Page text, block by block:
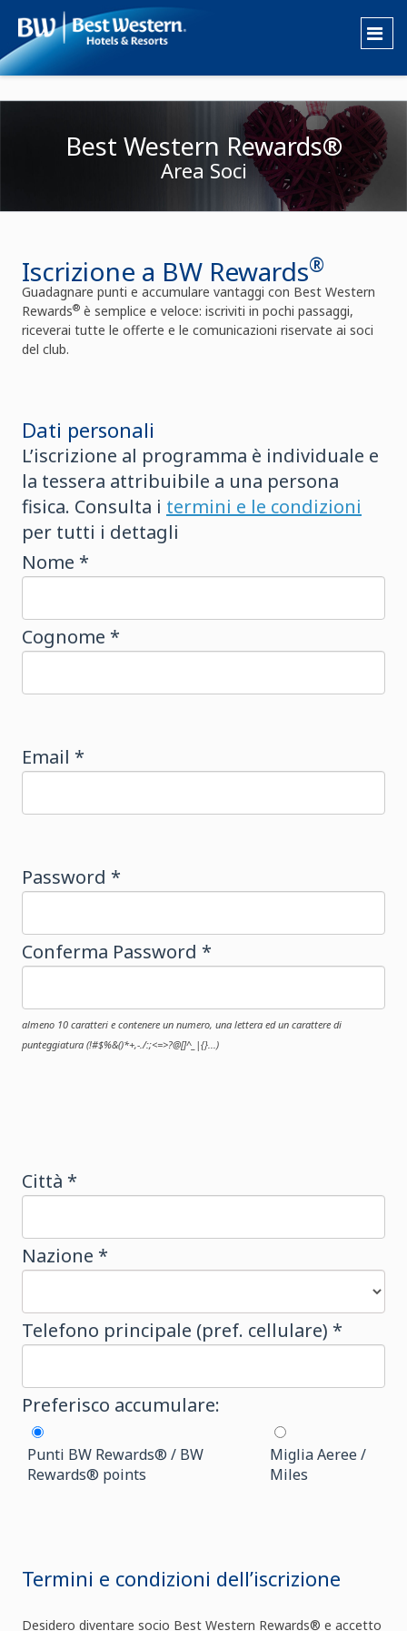
Best Western Rewards®
Area Soci
Iscrizione a BW Rewards®
Guadagnare punti e accumulare vantaggi con Best Western
Rewards® è semplice e veloce: iscriviti in pochi passaggi,
riceverai tutte le offerte e le comunicazioni riservate ai soci
del club.
Dati personali
L’iscrizione al programma è individuale e
la tessera attribuibile a una persona
fisica. Consulta i termini e le condizioni
per tutti i dettagli
Nome *
Cognome *
Email *
Password *
Conferma Password *
almeno 10 caratteri e contenere un numero, una lettera ed un carattere di
punteggiatura (!#$%&()*+,-./:;<=>?@[]^_|{}...)
Città *
Nazione *
Telefono principale (pref. cellulare) *
Preferisco accumulare:
Punti BW Rewards® / BW
Rewards® points
Miglia Aeree /
Miles
Termini e condizioni dell’iscrizione
Desidero diventare socio Best Western Rewards® e accetto